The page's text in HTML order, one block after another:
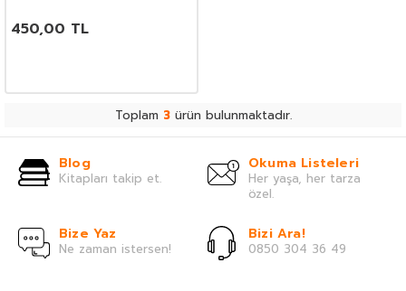
450,00 TL
Toplam 3ürün bulunmaktadır.
Blog
Kitapları takip et.
Okuma Listeleri
Her yaşa, her tarza
özel.
Bize Yaz
Ne zaman istersen!
Bizi Ara!
0850 304 36 49